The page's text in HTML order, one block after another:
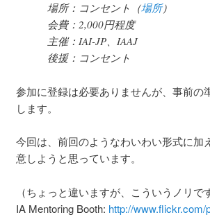
場所：コンセント（場所）
会費：2,000円程度
主催：IAI-JP、IAAJ
後援：コンセント
参加に登録は必要ありませんが、事前の
します。
今回は、前回のようなわいわい形式に
意しようと思っています。
（ちょっと違いますが、こういうノリです
IA Mentoring Booth: http://